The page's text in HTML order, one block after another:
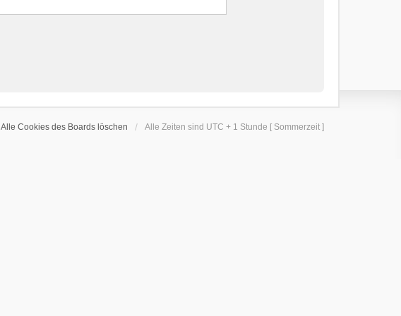
Alle Cookies des Boards löschen Alle Zeiten sind UTC + 1 Stunde [ Sommerzeit ]